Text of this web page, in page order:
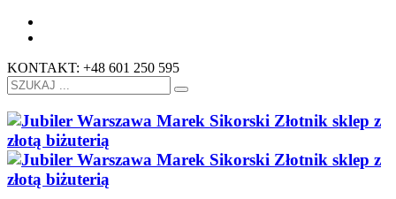
KONTAKT: +48 601 250 595